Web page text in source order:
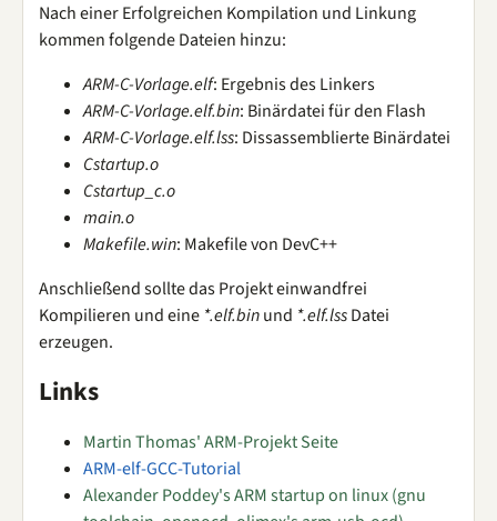
Nach einer Erfolgreichen Kompilation und Linkung
kommen folgende Dateien hinzu:
ARM-C-Vorlage.elf: Ergebnis des Linkers
ARM-C-Vorlage.elf.bin: Binärdatei für den Flash
ARM-C-Vorlage.elf.lss: Dissassemblierte Binärdatei
Cstartup.o
Cstartup_c.o
main.o
Makefile.win: Makefile von DevC++
Anschließend sollte das Projekt einwandfrei
Kompilieren und eine *.elf.binund *.elf.lssDatei
erzeugen.
Links
Martin Thomas' ARM-Projekt Seite
ARM-elf-GCC-Tutorial
Alexander Poddey's ARM startup on linux (gnu